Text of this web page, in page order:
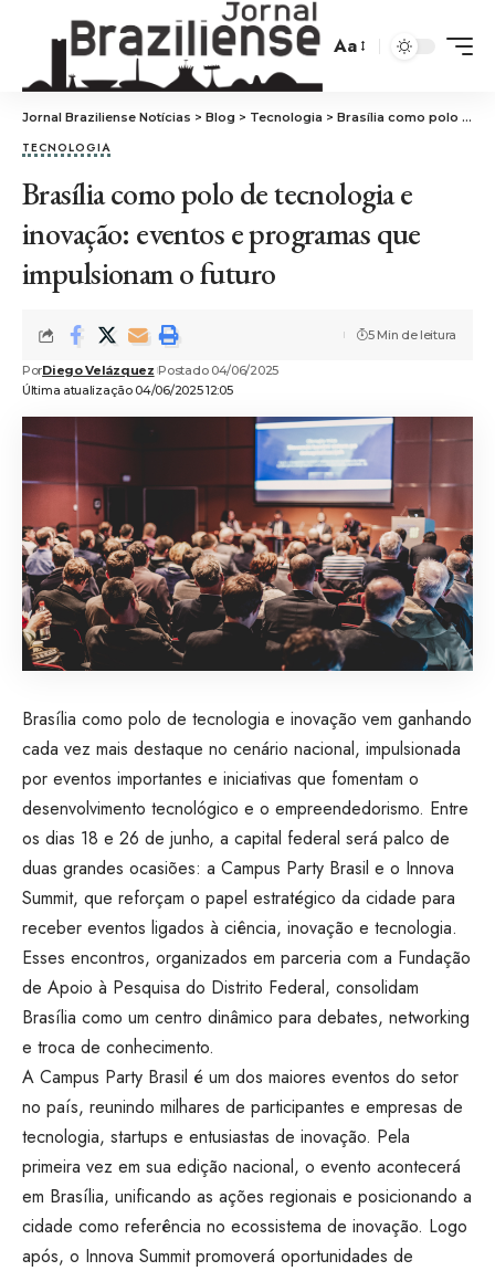
Aa
Jornal Braziliense Notícias > Blog > Tecnologia > Brasília como polo de tecnologia e inovação: eventos e programas que impulsionam o futuro
TECNOLOGIA
Brasília como polo de tecnologia e
inovação: eventos e programas que
impulsionam o futuro
Última atualização 04/06/2025 12:05
PorDiego Velázquez Postado 04/06/2025
5 Min de leitura
Brasília como polo de tecnologia e inovação vem ganhando
cada vez mais destaque no cenário nacional, impulsionada
por eventos importantes e iniciativas que fomentam o
desenvolvimento tecnológico e o empreendedorismo. Entre
os dias 18 e 26 de junho, a capital federal será palco de
duas grandes ocasiões: a Campus Party Brasil e o Innova
Summit, que reforçam o papel estratégico da cidade para
receber eventos ligados à ciência, inovação e tecnologia.
Esses encontros, organizados em parceria com a Fundação
de Apoio à Pesquisa do Distrito Federal, consolidam
Brasília como um centro dinâmico para debates, networking
e troca de conhecimento.
A Campus Party Brasil é um dos maiores eventos do setor
no país, reunindo milhares de participantes e empresas de
tecnologia, startups e entusiastas de inovação. Pela
primeira vez em sua edição nacional, o evento acontecerá
em Brasília, unificando as ações regionais e posicionando a
cidade como referência no ecossistema de inovação. Logo
após, o Innova Summit promoverá oportunidades de